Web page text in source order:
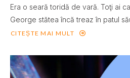
Era o seară toridă de vară. Toţi ai
George stătea încă treaz în patul
CITEȘTE MAI MULT